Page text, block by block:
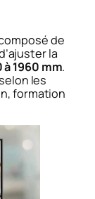
de
la
à 1960 mm.
les
formation